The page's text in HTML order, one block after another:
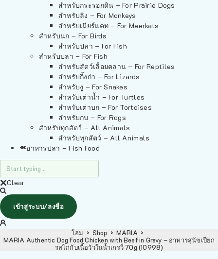
สำหรับกระรอกดิน – For Prairie Dogs
สำหรับลิง – For Monkeys
สำหรับเมียร์แคท – For Meerkats
สำหรับนก – For Birds
สำหรับปลา – For Fish
สำหรับปลา – For Fish
สำหรับสัตว์เลื้อยคลาน – For Reptiles
สำหรับกิ้งก่า – For Lizards
สำหรับงู – For Snakes
สำหรับเต่าน้ำ – For Turtles
สำหรับเต่าบก – For Tortoises
สำหรับกบ – For Frogs
สำหรับทุกสัตว์ – All Animals
สำหรับทุกสัตว์ – All Animals
อาหารปลา – Fish Food
Clear
เข้าสู่ระบบ/ลงชื่อ
โฮม Shop
MARIA
MARIA Authentic Dog Food Chicken with Beef in Gravy – อาหารสุนัขเปียก
รสไก่กับเนื้อวัวในน้ำเกรวี่ 70g (10998)